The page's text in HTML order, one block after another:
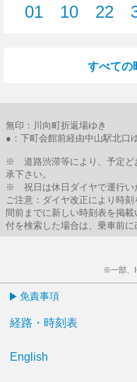
01
10
22
すべての
無印：川向町折返場ゆき
●：下町会館前経由中山駅北口
※ 道路渋滞等により、予定ど
承下さい。
※ 祝日は休日ダイヤで運行い
ご注意：ダイヤ改正により時
間前までに新しい時刻表を掲
付を検索した場合は、乗車前に
※一部、
免責事項
経路・時刻表
English